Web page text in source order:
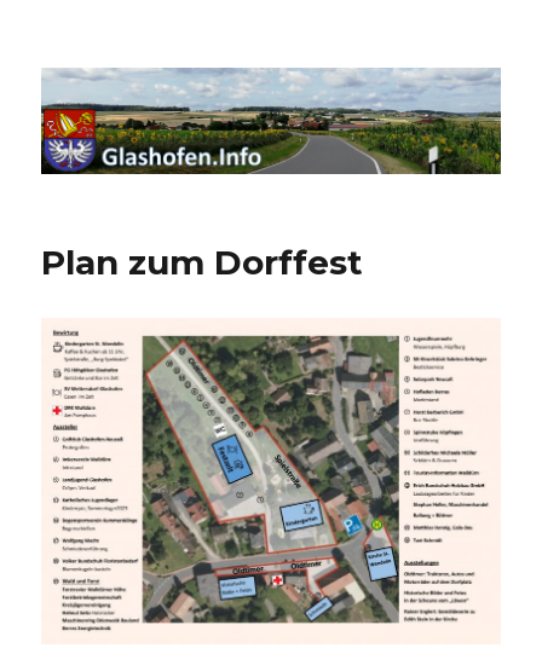
Willkommen auf Glashofen.Info
Plan zum Dorffest